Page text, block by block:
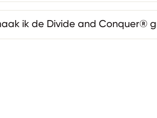
ik de Divide and Conquer®